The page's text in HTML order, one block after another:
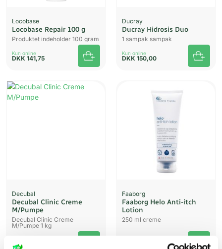
Locobase
Locobase Repair 100 g
Produktet indeholder 100 gram
Kun online
DKK 141,75
Ducray
Ducray Hidrosis Duo
1 sampak sampak
Kun online
DKK 150,00
Decubal
Decubal Clinic Creme
M/Pumpe
Decubal Clinic Creme
M/Pumpe 1 kg
DKK
Faaborg
Faaborg Helo Anti-itch
Lotion
250 ml creme